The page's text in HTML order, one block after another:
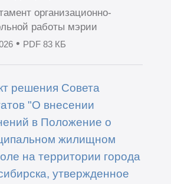
организационно-
работы мэрии
• PDF 83 КБ
решения Совета
"О внесении
в Положение о
жилищном
на территории города
утвержденное